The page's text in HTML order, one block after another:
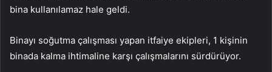
bina kullanılamaz hale geldi.
Binayı soğutma çalışması yapan itfaiye ekipleri, 1 kişinin
binada kalma ihtimaline karşı çalışmalarını sürdürüyor.